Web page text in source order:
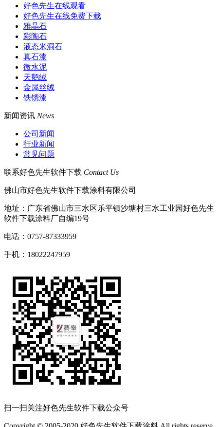
好色先生在线观看
好色先生在线免费下载
雅晶石
彩陶石
液态米洞石
真石漆
微水泥
天鹅绒
金属丝绒
铁锈漆
新闻资讯 News
公司新闻
行业新闻
常见问题
联系好色先生软件下载 Contact Us
佛山市好色先生软件下载涂料有限公司
地址：广东省佛山市三水区乐平镇沙塘村三水工业园好色先生
软件下载涂料厂自编19号
电话：0757-87333959
手机：18022247959
扫一扫关注好色先生软件下载公众号